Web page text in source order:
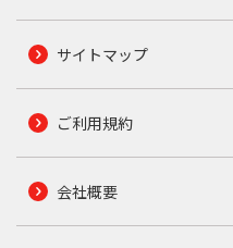
サイトマップ
ご利用規約
会社概要